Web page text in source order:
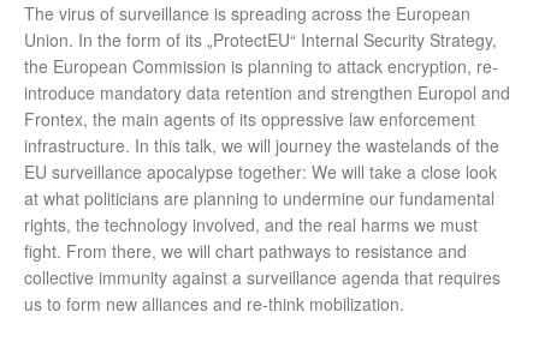
The virus of surveillance is spreading across the European
Union. In the form of its „ProtectEU“ Internal Security Strategy,
the European Commission is planning to attack encryption, re-
introduce mandatory data retention and strengthen Europol and
Frontex, the main agents of its oppressive law enforcement
infrastructure. In this talk, we will journey the wastelands of the
EU surveillance apocalypse together: We will take a close look
at what politicians are planning to undermine our fundamental
rights, the technology involved, and the real harms we must
fight. From there, we will chart pathways to resistance and
collective immunity against a surveillance agenda that requires
us to form new alliances and re-think mobilization.